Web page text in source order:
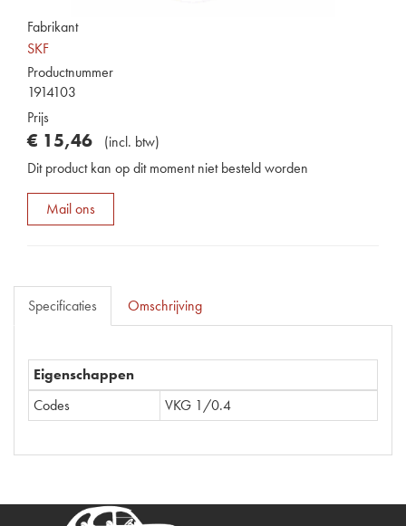
Fabrikant
SKF
Productnummer
1914103
Prijs
€ 15,46 (incl. btw)
Dit product kan op dit moment niet besteld worden
Mail ons
Specificaties Omschrijving
Eigenschappen
Codes
VKG 1/0.4